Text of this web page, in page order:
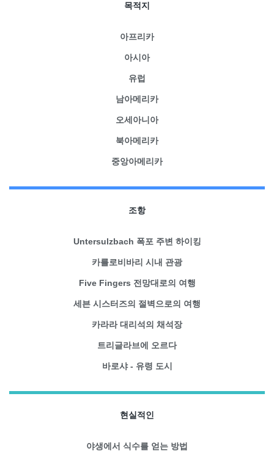
목적지
아프리카
아시아
유럽
남아메리카
오세아니아
북아메리카
중앙아메리카
조항
Untersulzbach 폭포 주변 하이킹
카를로비바리 시내 관광
Five Fingers 전망대로의 여행
세븐 시스터즈의 절벽으로의 여행
카라라 대리석의 채석장
트리글라브에 오르다
바로샤 - 유령 도시
현실적인
야생에서 식수를 얻는 방법